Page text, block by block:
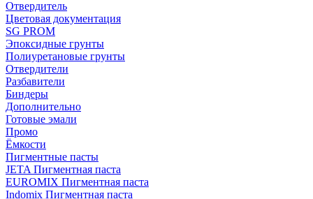
Отвердитель
Цветовая документация
SG PROM
Эпоксидные грунты
Полиуретановые грунты
Отвердители
Разбавители
Биндеры
Дополнительно
Готовые эмали
Промо
Ёмкости
Пигментные пасты
JETA Пигментная паста
EUROMIX Пигментная паста
Indomix Пигментная паста